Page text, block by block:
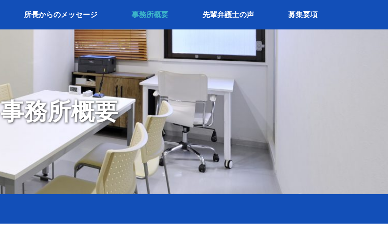
所長からのメッセージ 事務所概要 先輩弁護士の声 募集要項
事務所概要